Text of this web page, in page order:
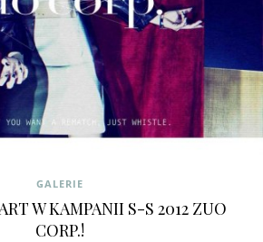
GALERIE
W KAMPANII S-S 2012 ZUO
CORP.!